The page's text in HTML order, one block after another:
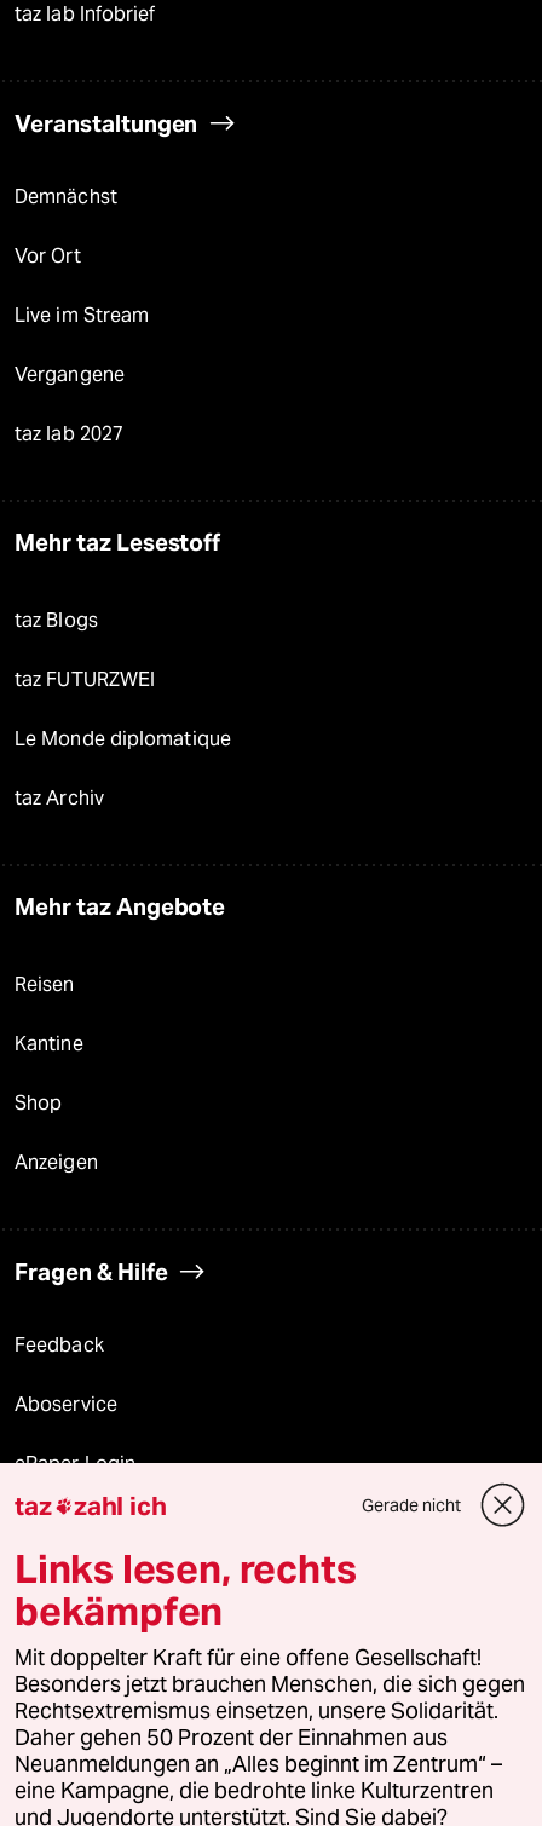
taz lab Infobrief
Veranstaltungen
Demnächst
Vor Ort
Live im Stream
Vergangene
taz lab 2027
Mehr taz Lesestoff
taz Blogs
taz FUTURZWEI
Le Monde diplomatique
taz Archiv
Mehr taz Angebote
Reisen
Kantine
Shop
Anzeigen
Fragen & Hilfe
Feedback
Aboservice
ePaper Login
Downloads für Abonnierende
© 2026 taz Verlags und Vertriebs GmbH
Alle Rechte vorbehalten. Bei rechtlichen Fragen oder für Genehmigungen
wenden Sie sich bitte an
lizenzen@taz.de
Feedback Redaktionsstatut Kommune-Richtlinien
Leitlinie Informant Datenschutz Impressum AGB
taz zahl ich Gerade nicht
Links lesen, rechts
bekämpfen
Mit doppelter Kraft für eine offene Gesellschaft!
Besonders jetzt brauchen Menschen, die sich gegen
Rechtsextremismus einsetzen, unsere Solidarität.
Daher gehen 50 Prozent der Einnahmen aus
Neuanmeldungen an „Alles beginnt im Zentrum“ –
eine Kampagne, die bedrohte linke Kulturzentren
und Jugendorte unterstützt. Sind Sie dabei?